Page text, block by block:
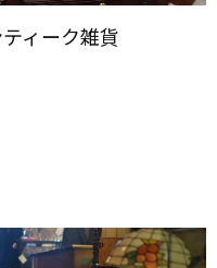
ィーク雑貨